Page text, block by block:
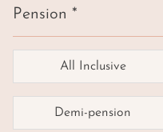
Pension *
All Inclusive
Demi-pension